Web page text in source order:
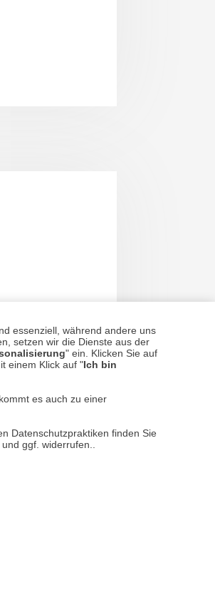
essenziell, während andere uns
setzen wir die Dienste aus der
" ein. Klicken Sie auf
einem Klick auf "Ich bin
es auch zu einer
Datenschutzpraktiken finden Sie
ggf. widerrufen..